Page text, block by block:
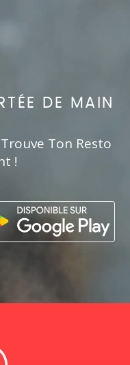
DE MAIN
Ton Resto
!